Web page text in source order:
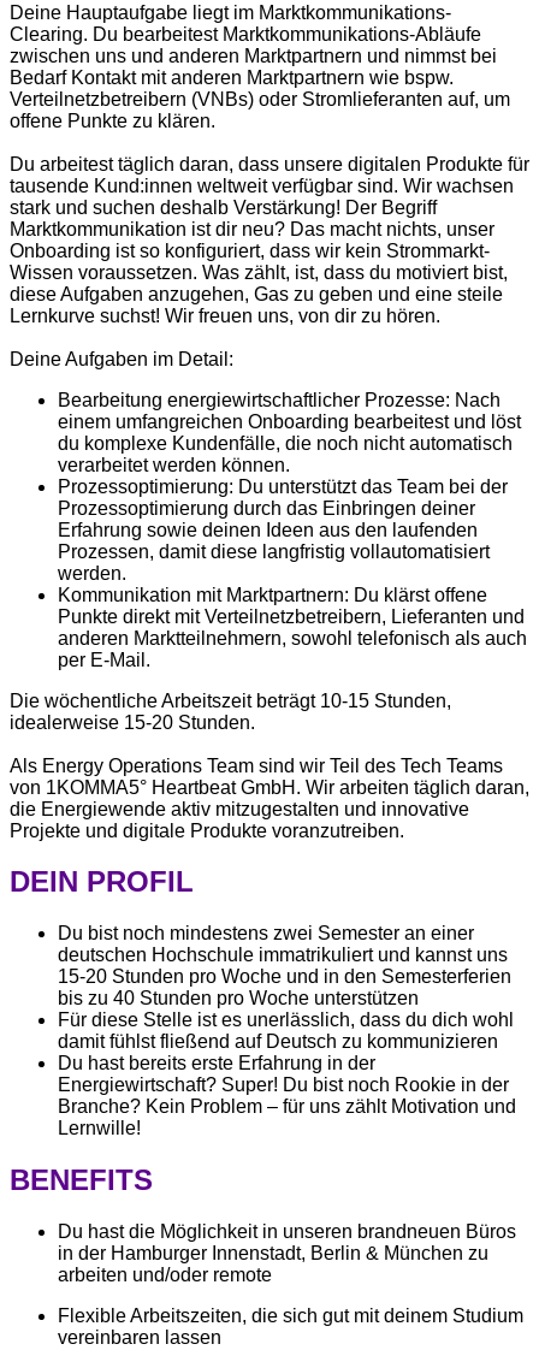
Deine Hauptaufgabe liegt im Marktkommunikations-
Clearing. Du bearbeitest Marktkommunikations-Abläufe
zwischen uns und anderen Marktpartnern und nimmst bei
Bedarf Kontakt mit anderen Marktpartnern wie bspw.
Verteilnetzbetreibern (VNBs) oder Stromlieferanten auf, um
offene Punkte zu klären.
Du arbeitest täglich daran, dass unsere digitalen Produkte für
tausende Kund:innen weltweit verfügbar sind. Wir wachsen
stark und suchen deshalb Verstärkung! Der Begriff
Marktkommunikation ist dir neu? Das macht nichts, unser
Onboarding ist so konfiguriert, dass wir kein Strommarkt-
Wissen voraussetzen. Was zählt, ist, dass du motiviert bist,
diese Aufgaben anzugehen, Gas zu geben und eine steile
Lernkurve suchst! Wir freuen uns, von dir zu hören.
Deine Aufgaben im Detail:
Bearbeitung energiewirtschaftlicher Prozesse: Nach
einem umfangreichen Onboarding bearbeitest und löst
du komplexe Kundenfälle, die noch nicht automatisch
verarbeitet werden können.
Prozessoptimierung: Du unterstützt das Team bei der
Prozessoptimierung durch das Einbringen deiner
Erfahrung sowie deinen Ideen aus den laufenden
Prozessen, damit diese langfristig vollautomatisiert
werden.
Kommunikation mit Marktpartnern: Du klärst offene
Punkte direkt mit Verteilnetzbetreibern, Lieferanten und
anderen Marktteilnehmern, sowohl telefonisch als auch
per E-Mail.
Die wöchentliche Arbeitszeit beträgt 10-15 Stunden,
idealerweise 15-20 Stunden.
Als Energy Operations Team sind wir Teil des Tech Teams
von 1KOMMA5° Heartbeat GmbH. Wir arbeiten täglich daran,
die Energiewende aktiv mitzugestalten und innovative
Projekte und digitale Produkte voranzutreiben.
DEIN PROFIL
Du bist noch mindestens zwei Semester an einer
deutschen Hochschule immatrikuliert und kannst uns
15-20 Stunden pro Woche und in den Semesterferien
bis zu 40 Stunden pro Woche unterstützen
Für diese Stelle ist es unerlässlich, dass du dich wohl
damit fühlst fließend auf Deutsch zu kommunizieren
Du hast bereits erste Erfahrung in der
Energiewirtschaft? Super! Du bist noch Rookie in der
Branche? Kein Problem – für uns zählt Motivation und
Lernwille!
BENEFITS
Du hast die Möglichkeit in unseren brandneuen Büros
in der Hamburger Innenstadt, Berlin & München zu
arbeiten und/oder remote
Flexible Arbeitszeiten, die sich gut mit deinem Studium
vereinbaren lassen